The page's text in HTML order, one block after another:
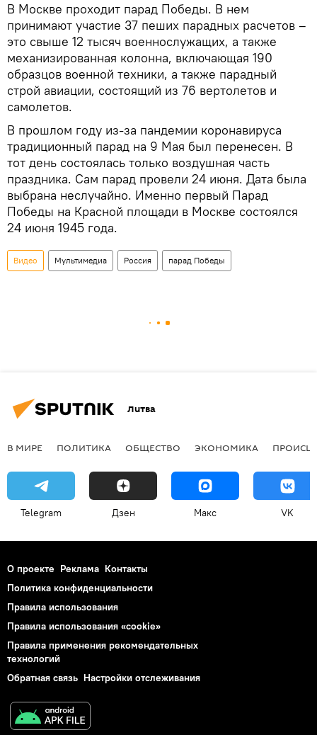
В Москве проходит парад Победы. В нем
принимают участие 37 пеших парадных расчетов –
это свыше 12 тысяч военнослужащих, а также
механизированная колонна, включающая 190
образцов военной техники, а также парадный
строй авиации, состоящий из 76 вертолетов и
самолетов.
В прошлом году из-за пандемии коронавируса
традиционный парад на 9 Мая был перенесен. В
тот день состоялась только воздушная часть
праздника. Сам парад провели 24 июня. Дата была
выбрана неслучайно. Именно первый Парад
Победы на Красной площади в Москве состоялся
24 июня 1945 года.
Видео Мультимедиа Россия парад Победы
Литва
В МИРЕ ПОЛИТИКА ОБЩЕСТВО ЭКОНОМИКА
Telegram Дзен Макс VK
О проекте Реклама Контакты
Политика конфиденциальности
Правила использования
Правила использования «cookie»
Правила применения рекомендательных
технологий
Обратная связь Настройки отслеживания